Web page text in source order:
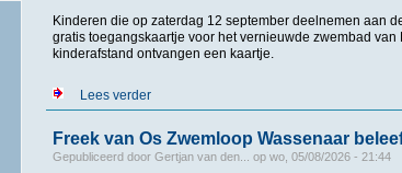
Kinderen die op zaterdag 12 september deelnemen aan
gratis toegangskaartje voor het vernieuwde zwembad
kinderafstand ontvangen een kaartje.
Lees verderover Merwestein steunt eerste Swim to
Freek van Os Zwemloop Wassenaar
Gepubliceerd door Gertjan van den... op wo, 05/08/2026 - 21:44